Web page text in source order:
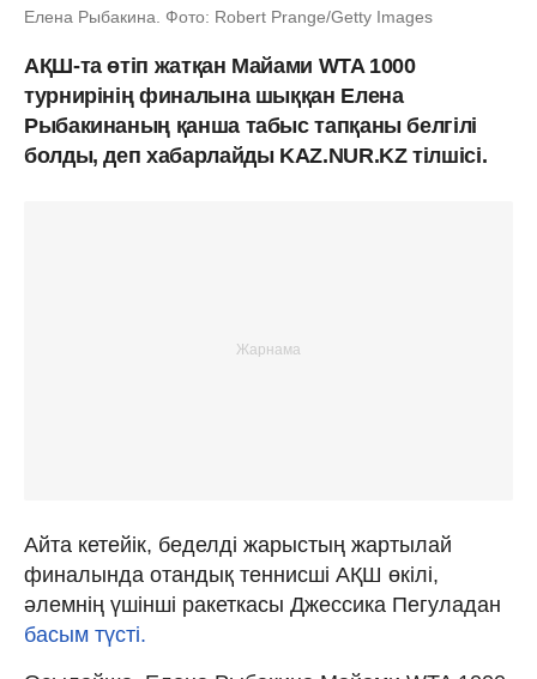
Елена Рыбакина. Фото: Robert Prange/Getty Images
АҚШ-та өтіп жатқан Майами WTA 1000
турнирінің финалына шыққан Елена
Рыбакинаның қанша табыс тапқаны белгілі
болды, деп хабарлайды KAZ.NUR.KZ тілшісі.
Айта кетейік, беделді жарыстың жартылай
финалында отандық теннисші АҚШ өкілі,
әлемнің үшінші ракеткасы Джессика Пегуладан
басым түсті.